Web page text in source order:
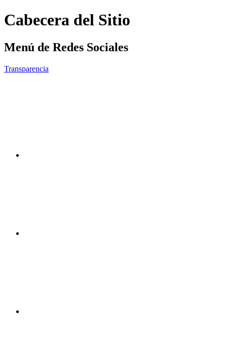
Cabecera del Sitio
Menú de Redes Sociales
Transparencia